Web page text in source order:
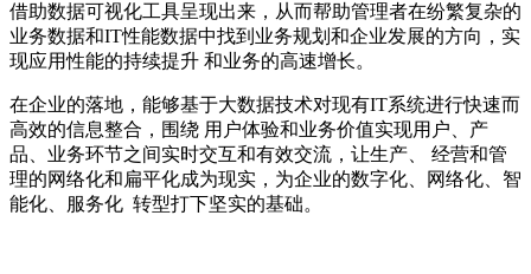
借助数据可视化工具呈现出来，从而帮助管理者在纷繁复杂的
业务数据和IT性能数据中找到业务规划和企业发展的方向，实
现应用性能的持续提升 和业务的高速增长。
在企业的落地，能够基于大数据技术对现有IT系统进行快速而
高效的信息整合，围绕 用户体验和业务价值实现用户、产
品、业务环节之间实时交互和有效交流，让生产、 经营和管
理的网络化和扁平化成为现实，为企业的数字化、网络化、智
能化、服务化 转型打下坚实的基础。